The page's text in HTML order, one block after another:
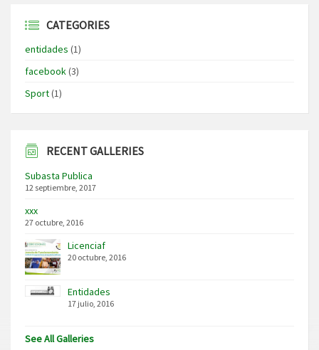
CATEGORIES
entidades (1)
facebook(3)
Sport(1)
RECENT GALLERIES
Subasta Publica
12 septiembre, 2017
xxx
27 octubre, 2016
Licenciaf
20 octubre, 2016
Entidades
17 julio, 2016
See All Galleries